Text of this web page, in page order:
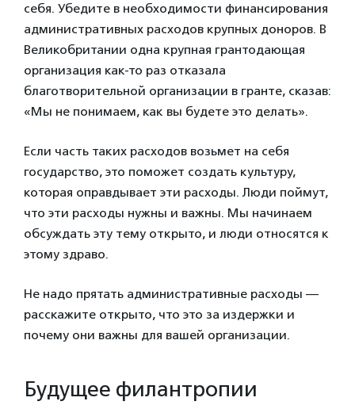
себя. Убедите в необходимости финансирования
административных расходов крупных доноров. В
Великобритании одна крупная грантодающая
организация как-то раз отказала
благотворительной организации в гранте, сказав:
«Мы не понимаем, как вы будете это делать».
Если часть таких расходов возьмет на себя
государство, это поможет создать культуру,
которая оправдывает эти расходы. Люди поймут,
что эти расходы нужны и важны. Мы начинаем
обсуждать эту тему открыто, и люди относятся к
этому здраво.
Не надо прятать административные расходы —
расскажите открыто, что это за издержки и
почему они важны для вашей организации.
Будущее филантропии